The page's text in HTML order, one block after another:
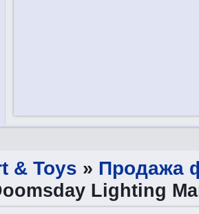
& Toys » Продажа
Lighting